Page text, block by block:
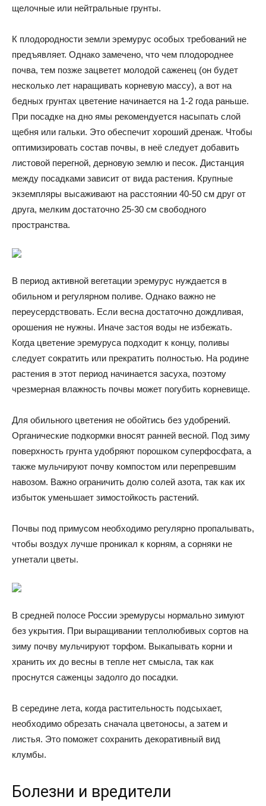
щелочные или нейтральные грунты.
К плодородности земли эремурус особых требований не
предъявляет. Однако замечено, что чем плодороднее
почва, тем позже зацветет молодой саженец (он будет
несколько лет наращивать корневую массу), а вот на
бедных грунтах цветение начинается на 1-2 года раньше.
При посадке на дно ямы рекомендуется насыпать слой
щебня или гальки. Это обеспечит хороший дренаж. Чтобы
оптимизировать состав почвы, в неё следует добавить
листовой перегной, дерновую землю и песок. Дистанция
между посадками зависит от вида растения. Крупные
экземпляры высаживают на расстоянии 40-50 см друг от
друга, мелким достаточно 25-30 см свободного
пространства.
В период активной вегетации эремурус нуждается в
обильном и регулярном поливе. Однако важно не
переусердствовать. Если весна достаточно дождливая,
орошения не нужны. Иначе застоя воды не избежать.
Когда цветение эремуруса подходит к концу, поливы
следует сократить или прекратить полностью. На родине
растения в этот период начинается засуха, поэтому
чрезмерная влажность почвы может погубить корневище.
Для обильного цветения не обойтись без удобрений.
Органические подкормки вносят ранней весной. Под зиму
поверхность грунта удобряют порошком суперфосфата, а
также мульчируют почву компостом или перепревшим
навозом. Важно ограничить долю солей азота, так как их
избыток уменьшает зимостойкость растений.
Почвы под примусом необходимо регулярно пропалывать,
чтобы воздух лучше проникал к корням, а сорняки не
угнетали цветы.
В средней полосе России эремурусы нормально зимуют
без укрытия. При выращивании теплолюбивых сортов на
зиму почву мульчируют торфом. Выкапывать корни и
хранить их до весны в тепле нет смысла, так как
проснутся саженцы задолго до посадки.
В середине лета, когда растительность подсыхает,
необходимо обрезать сначала цветоносы, а затем и
листья. Это поможет сохранить декоративный вид
клумбы.
Болезни и вредители